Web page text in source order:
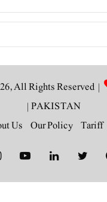
PAKISTAN
|
Tariff
Our Policy
Us
Facebook
Twitter
LinkedIn